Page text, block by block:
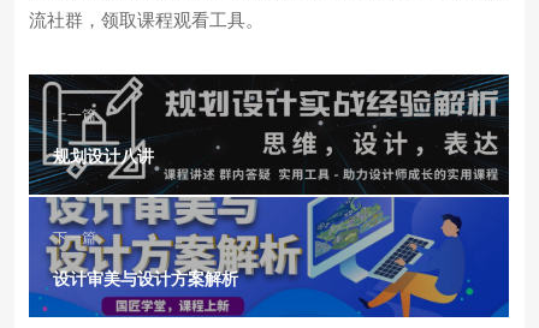
流社群，领取课程观看工具。
上一篇
规划设计八讲
下一篇
设计审美与设计方案解析